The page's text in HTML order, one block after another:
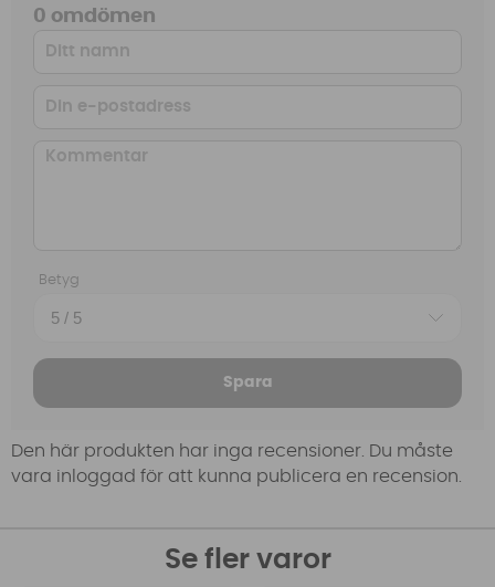
0 omdömen
Betyg
Spara
Den här produkten har inga recensioner. Du måste
vara inloggad för att kunna publicera en recension.
Se fler varor